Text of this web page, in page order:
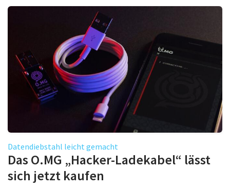
Datendiebstahl leicht gemacht
Das O.MG „Hacker-Ladekabel“ lässt
sich jetzt kaufen